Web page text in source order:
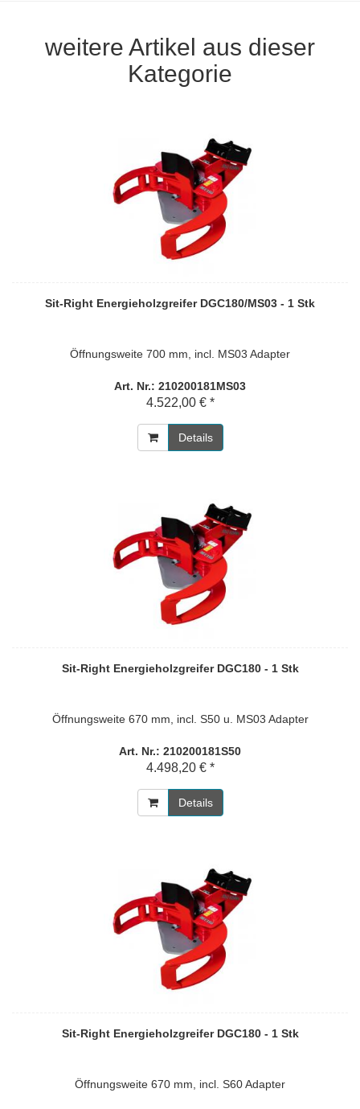
weitere Artikel aus dieser
Kategorie
Sit-Right Energieholzgreifer DGC180/MS03 - 1 Stk
Öffnungsweite 700 mm, incl. MS03 Adapter
Art. Nr.: 210200181MS03
4.522,00 € *
Details
Sit-Right Energieholzgreifer DGC180 - 1 Stk
Öffnungsweite 670 mm, incl. S50 u. MS03 Adapter
Art. Nr.: 210200181S50
4.498,20 € *
Details
Sit-Right Energieholzgreifer DGC180 - 1 Stk
Öffnungsweite 670 mm, incl. S60 Adapter